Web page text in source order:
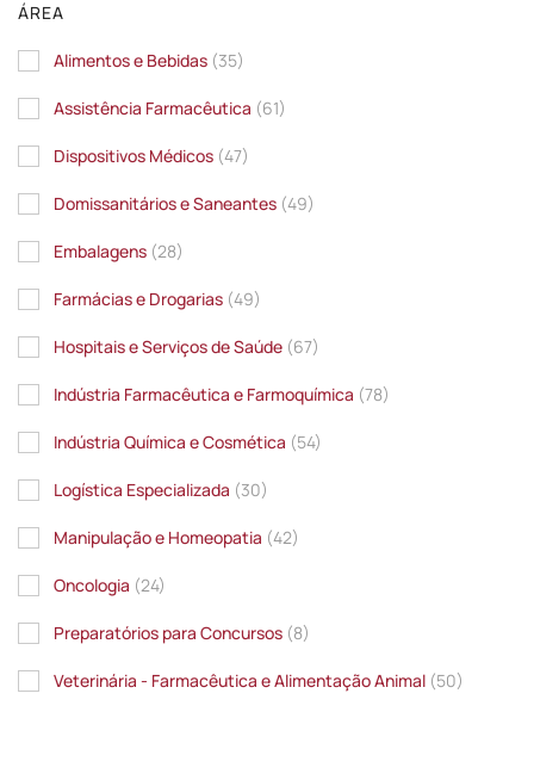
ÁREA
Alimentos e Bebidas (35)
Assistência Farmacêutica (61)
Dispositivos Médicos (47)
Domissanitários e Saneantes (49)
Embalagens (28)
Farmácias e Drogarias (49)
Hospitais e Serviços de Saúde (67)
Indústria Farmacêutica e Farmoquímica (78)
Indústria Química e Cosmética (54)
Logística Especializada (30)
Manipulação e Homeopatia (42)
Oncologia (24)
Preparatórios para Concursos (8)
Veterinária - Farmacêutica e Alimentação Animal (50)